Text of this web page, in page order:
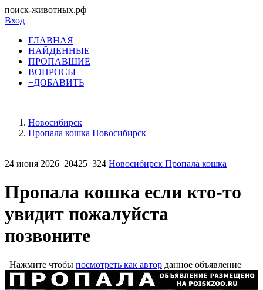
поиск-животных.рф
Вход
ГЛАВНАЯ
НАЙДЕННЫЕ
ПРОПАВШИЕ
ВОПРОСЫ
+ДОБАВИТЬ
Новосибирск
Пропала кошка Новосибирск
24 июня 2026 20425 324 Новосибирск Пропала кошка
Пропала кошка если кто-то
увидит пожалуйста
позвоните
Нажмите чтобы посмотреть как автор данное объявление